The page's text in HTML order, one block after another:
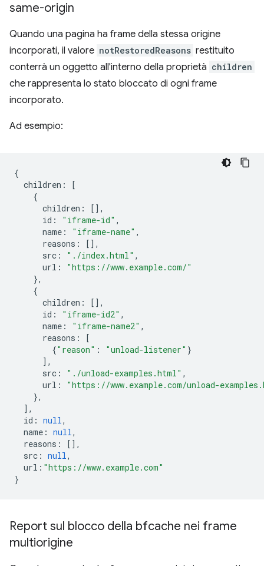
same-origin
Quando una pagina ha frame della stessa origine
incorporati, il valore notRestoredReasons restituito
conterrà un oggetto all'interno della proprietà children
che rappresenta lo stato bloccato di ogni frame
incorporato.
Ad esempio:
{
children :
[
{
children :
[],
id : "iframe-id" ,
name : "iframe-name" ,
reasons :
[],
src : "./index.html" ,
url :
"https://www.example.com/"
},
{
children :
[],
id : "iframe-id2" ,
name : "iframe-name2" ,
reasons :
[
{"reason" : "unload-listener" }
],
src : "./unload-examples.html" ,
url :
"https://www.example.com/unload-
},
],
id : null,
name : null,
reasons :
[],
src : null,
url : "https://www.example.com"
}
Report sul blocco della bfcache nei frame
multiorigine